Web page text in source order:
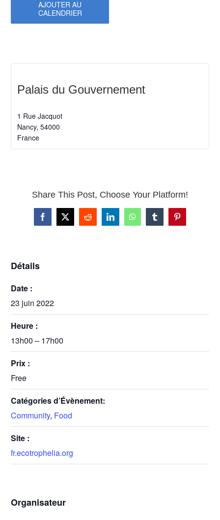
AJOUTER AU
CALENDRIER
Détails
Date :
23 juin 2022
Heure :
13h00 – 17h00
Prix :
Free
Catégories d’Évènement:
Community, Food
Site :
fr.ecotrophelia.org
Organisateur
Palais du Gouvernement
1 Rue Jacquot
Nancy, 54000
France
Share This Post, Choose Your Platform!
Facebook
X Reddit LinkedInWhatsAppTumblrPinterest